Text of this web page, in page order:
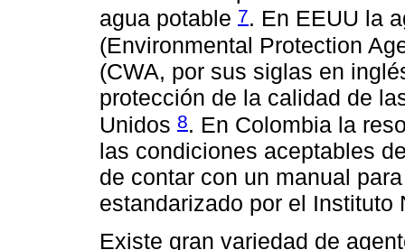
agua potable 7. En EEUU la
(Environmental Protection
(CWA, por sus siglas en
protección de la calidad de
Unidos 8. En Colombia la
las condiciones aceptables
de contar con un manual
estandarizado por el Instituto
Existe gran variedad de